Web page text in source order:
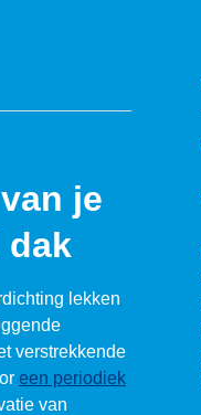
je
dak
lekken
verstrekkende
een periodiek
van